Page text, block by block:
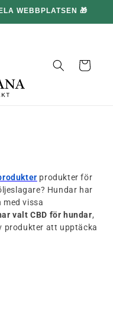
WEBBPLATSEN 🎁
Korg
produkter för
Hundar har
med vissa
valt CBD för hundar,
produkter att upptäcka